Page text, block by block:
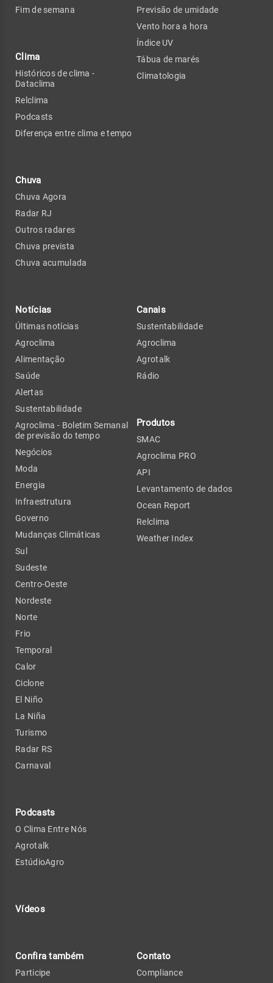
Fim de semana
Clima
Históricos de clima -
Dataclima
Relclima
Podcasts
Diferença entre clima e tempo
Chuva
Chuva Agora
Radar RJ
Outros radares
Chuva prevista
Chuva acumulada
Previsão de umidade
Vento hora a hora
Índice UV
Tábua de marés
Climatologia
Notícias
Últimas notícias
Agroclima
Alimentação
Saúde
Alertas
Sustentabilidade
Agroclima - Boletim Semanal
de previsão do tempo
Negócios
Moda
Energia
Infraestrutura
Governo
Mudanças Climáticas
Sul
Sudeste
Centro-Oeste
Nordeste
Norte
Frio
Temporal
Calor
Ciclone
El Niño
La Niña
Turismo
Radar RS
Carnaval
Podcasts
O Clima Entre Nós
Agrotalk
EstúdioAgro
Vídeos
Canais
Sustentabilidade
Agroclima
Agrotalk
Rádio
Produtos
SMAC
Agroclima PRO
API
Levantamento de dados
Ocean Report
Relclima
Weather Index
Confira também
Participe
Contato
Compliance